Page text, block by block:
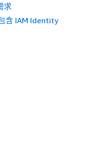
求
含 IAM Identity